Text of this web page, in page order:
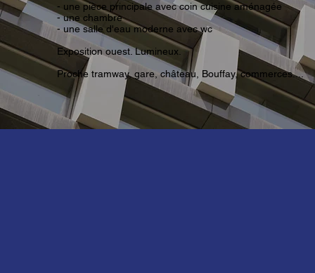
- une pièce principale avec coin cuisine aménagée
- une chambre
- une salle d'eau moderne avec wc
Exposition ouest. Lumineux.
Proche tramway, gare, château, Bouffay, commerces....